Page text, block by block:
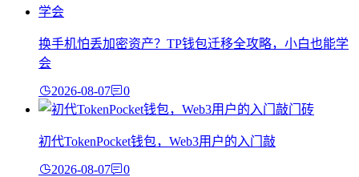
换手机怕丢加密资产？TP钱包迁移全攻略，小白也能学
会
2026-08-07 0
初代TokenPocket钱包，Web3用户的入门敲
2026-08-07 0